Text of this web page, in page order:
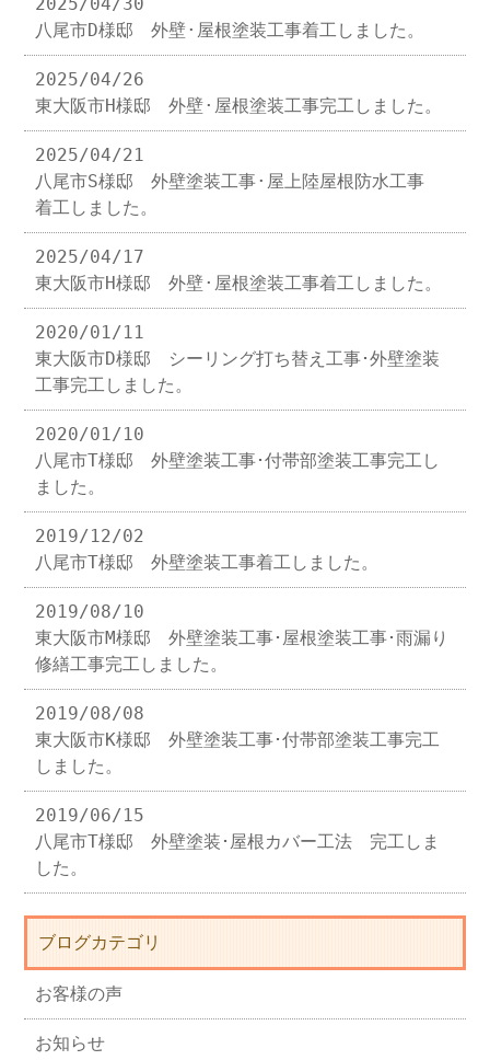
八尾市D様邸 外壁·屋根塗装工事着工しました。
2025/04/26
東大阪市H様邸 外壁·屋根塗装工事完工しました。
2025/04/21
八尾市S様邸 外壁塗装工事·屋上陸屋根防水工事
着工しました。
2025/04/17
東大阪市H様邸 外壁·屋根塗装工事着工しました。
2020/01/11
東大阪市D様邸 シーリング打ち替え工事･外壁塗装
工事完工しました。
2020/01/10
八尾市T様邸 外壁塗装工事･付帯部塗装工事完工し
ました。
2019/12/02
八尾市T様邸 外壁塗装工事着工しました。
2019/08/10
東大阪市M様邸 外壁塗装工事･屋根塗装工事･雨漏り
修繕工事完工しました。
2019/08/08
東大阪市K様邸 外壁塗装工事･付帯部塗装工事完工
しました。
2019/06/15
八尾市T様邸 外壁塗装･屋根カバー工法 完工しま
した。
ブログカテゴリ
お客様の声
お知らせ